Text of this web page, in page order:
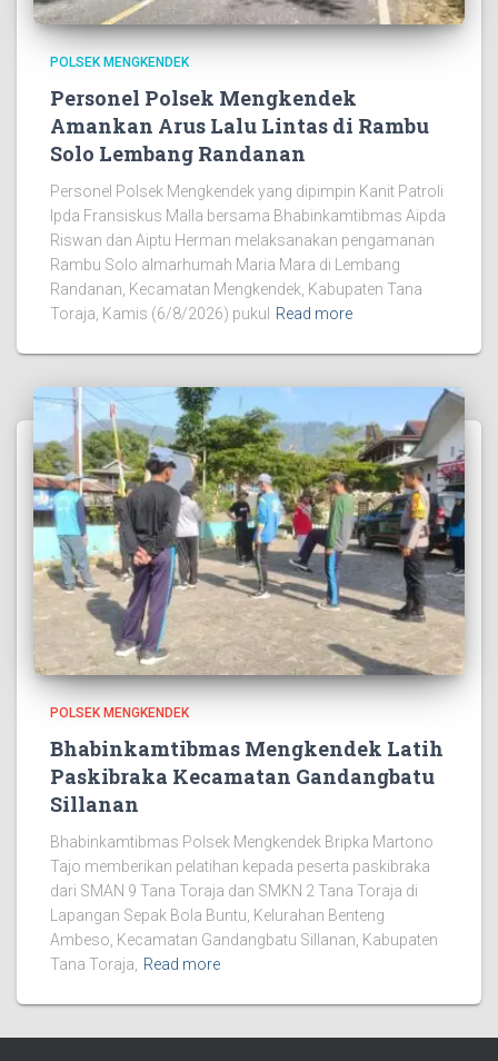
POLSEK MENGKENDEK
Personel Polsek Mengkendek
Amankan Arus Lalu Lintas di Rambu
Solo Lembang Randanan
Personel Polsek Mengkendek yang dipimpin Kanit Patroli
Ipda Fransiskus Malla bersama Bhabinkamtibmas Aipda
Riswan dan Aiptu Herman melaksanakan pengamanan
Rambu Solo almarhumah Maria Mara di Lembang
Randanan, Kecamatan Mengkendek, Kabupaten Tana
Toraja, Kamis (6/8/2026) pukul
Read more
POLSEK MENGKENDEK
Bhabinkamtibmas Mengkendek Latih
Paskibraka Kecamatan Gandangbatu
Sillanan
Bhabinkamtibmas Polsek Mengkendek Bripka Martono
Tajo memberikan pelatihan kepada peserta paskibraka
dari SMAN 9 Tana Toraja dan SMKN 2 Tana Toraja di
Lapangan Sepak Bola Buntu, Kelurahan Benteng
Ambeso, Kecamatan Gandangbatu Sillanan, Kabupaten
Tana Toraja,
Read more